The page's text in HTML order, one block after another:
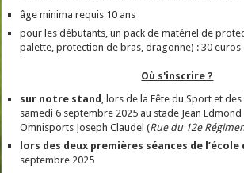
âge minima requis 10 ans
pour les débutants, un pack de matériel de
palette, protection de bras, dragonne) : 30 euros
Où s'inscrire ?
sur notre stand , lors de la Fête du Sport et
samedi 6 septembre 2025 au stade Jean Edmond
Omnisports Joseph Claudel (Rue du 12e
lors des deux premières séances de l’école
septembre 2025